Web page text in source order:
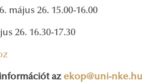
május 26. 15.00-16.00
26. 16.30-17.30
azekop@uni-nke.hu